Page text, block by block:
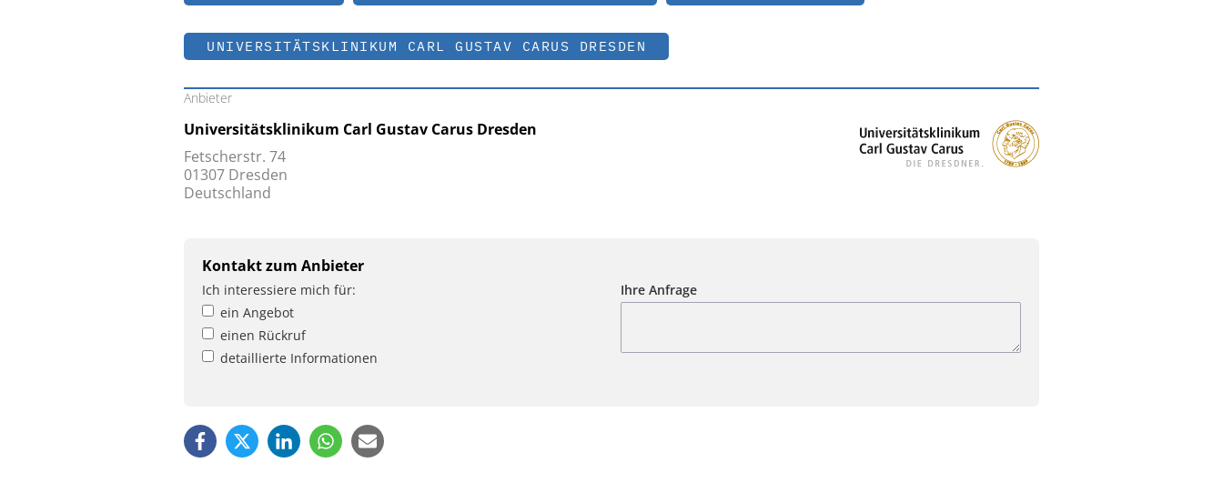
UNIVERSITÄTSKLINIKUM CARL GUSTAV CARUS DRESDEN
Anbieter
Universitätsklinikum Carl Gustav Carus ­Dresden
Fetscherstr. 74
01307 ­Dresden
Deutschland
Kontakt zum Anbieter
Ich interessiere mich für:
ein Angebot
einen Rückruf
detaillierte Informationen
Ihre Anfrage